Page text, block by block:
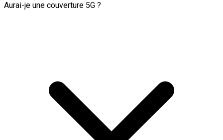
Aurai-je une couverture 5G ?